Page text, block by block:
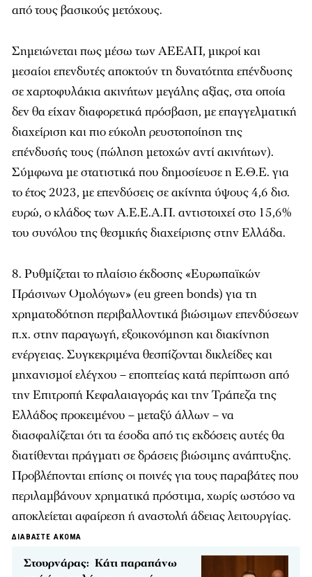
από τους βασικούς μετόχους.
Σημειώνεται πως μέσω των ΑΕΕΑΠ, μικροί και
μεσαίοι επενδυτές αποκτούν τη δυνατότητα επένδυσης
σε χαρτοφυλάκια ακινήτων μεγάλης αξίας, στα οποία
δεν θα είχαν διαφορετικά πρόσβαση, με επαγγελματική
διαχείριση και πιο εύκολη ρευστοποίηση της
επένδυσής τους (πώληση μετοχών αντί ακινήτων).
Σύμφωνα με στατιστικά που δημοσίευσε η Ε.Θ.Ε. για
το έτος 2023, με επενδύσεις σε ακίνητα ύψους 4,6 δισ.
ευρώ, ο κλάδος των Α.Ε.Ε.Α.Π. αντιστοιχεί στο 15,6%
του συνόλου της θεσμικής διαχείρισης στην Ελλάδα.
Ρυθμίζεται το πλαίσιο έκδοσης «Ευρωπαϊκών
Πράσινων Ομολόγων» (eu green bonds) για τη
χρηματοδότηση περιβαλλοντικά βιώσιμων επενδύσεων
π.χ. στην παραγωγή, εξοικονόμηση και διακίνηση
ενέργειας. Συγκεκριμένα θεσπίζονται δικλείδες και
μηχανισμοί ελέγχου – εποπτείας κατά περίπτωση από
την Επιτροπή Κεφαλαιαγοράς και την Τράπεζα της
Ελλάδος προκειμένου – μεταξύ άλλων – να
διασφαλίζεται ότι τα έσοδα από τις εκδόσεις αυτές θα
διατίθενται πράγματι σε δράσεις βιώσιμης ανάπτυξης.
Προβλέπονται επίσης οι ποινές για τους παραβάτες που
περιλαμβάνουν χρηματικά πρόστιμα, χωρίς ωστόσο να
αποκλείεται αφαίρεση ή αναστολή άδειας λειτουργίας.
ΔΙΑΒΑΣΤΕ ΑΚΟΜΑ
Στουρνάρας: Κάτι παραπάνω